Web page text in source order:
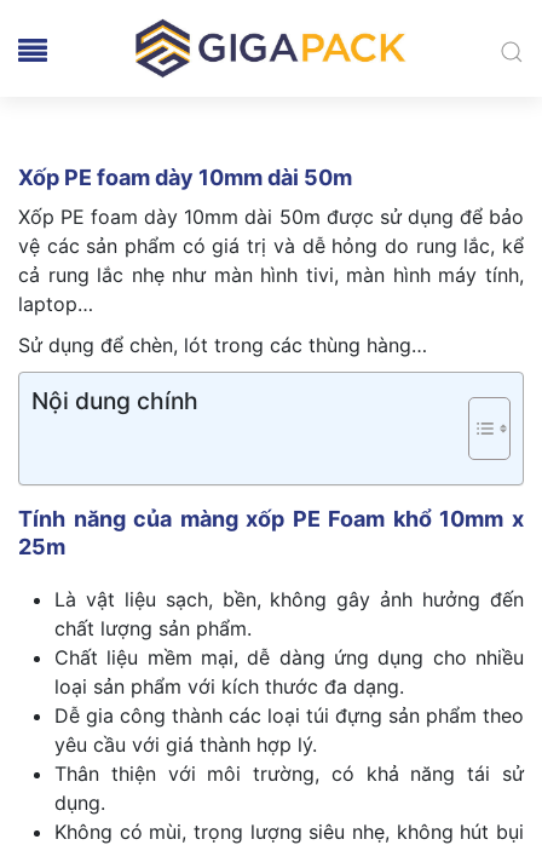
Xốp PE foam dày 10mm dài 50m
Xốp PE foam dày 10mm dài 50m được sử dụng để bảo
vệ các sản phẩm có giá trị và dễ hỏng do rung lắc, kể
cả rung lắc nhẹ như màn hình tivi, màn hình máy tính,
laptop…
Sử dụng để chèn, lót trong các thùng hàng…
Nội dung chính
Tính năng của màng xốp PE Foam khổ 10mm x
25m
Là vật liệu sạch, bền, không gây ảnh hưởng đến
chất lượng sản phẩm.
Chất liệu mềm mại, dễ dàng ứng dụng cho nhiều
loại sản phẩm với kích thước đa dạng.
Dễ gia công thành các loại túi đựng sản phẩm theo
yêu cầu với giá thành hợp lý.
Thân thiện với môi trường, có khả năng tái sử
dụng.
Không có mùi, trọng lượng siêu nhẹ, không hút bụi